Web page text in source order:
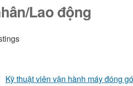
Lao động
Kỹ thuật viên vận hành máy đóng